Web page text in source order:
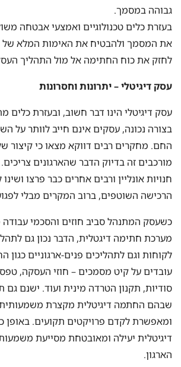
גבוהה במסמך.
בעזרת כלים טכנולוגיים ואמצעי אבטחה
את המסמך ולהבטיח את האימות המלא של
לחזק את כוח החתימה אל מול התהליך
עסק דיגיטלי – יתרונות וחסרונות
עסק דיגיטלי הינו דבר חשוב, ובעזרת
בצורה נכונה, עסקים אינם חייב לוותר על
החם. מחקרים רבים דווקא מצאו כי קיצור
מורכבים זה בדיוק הדבר שהארגונים
חנויות אונליין ורבים אחרים כבר פרצו
הרכישה השוטפים, ברוב המקרים מבלי
כשעסק המתנהל סביב חוזים והסכמי עבודה
מערכת חתימה דיגטלית, הדבר נכון גם
לקוחות וגם לתהליכים פנים-ארגוניים כגון
עובדים על קיט מסמכים – חוזי העסקה,
סודיות, תקנון הטרדה מינית ועוד. ישנם גם
שבהם החתמה דיגיטלית מקצרת
ומאפשרת לקדם פרויקטים תקועים. באופן
דיגיטלית יעילה ומאובטחת מסייעת
הארגון.